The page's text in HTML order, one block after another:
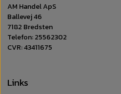
AM Handel ApS
Ballevej 46
7182 Bredsten
Telefon: 25562302
CVR: 43411675
Links